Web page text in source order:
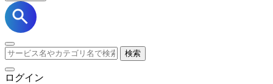
検索
ログイン